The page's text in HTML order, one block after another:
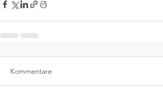
Kommentare